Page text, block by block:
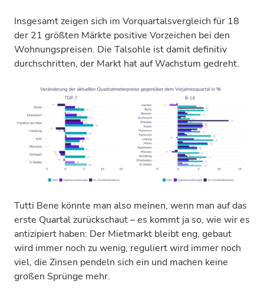
Insgesamt zeigen sich im Vorquartalsvergleich für 18
der 21 größten Märkte positive Vorzeichen bei den
Wohnungspreisen. Die Talsohle ist damit definitiv
durchschritten, der Markt hat auf Wachstum gedreht.
Tutti Bene könnte man also meinen, wenn man auf das
erste Quartal zurückschaut – es kommt ja so, wie wir es
antizipiert haben: Der Mietmarkt bleibt eng, gebaut
wird immer noch zu wenig, reguliert wird immer noch
viel, die Zinsen pendeln sich ein und machen keine
großen Sprünge mehr.